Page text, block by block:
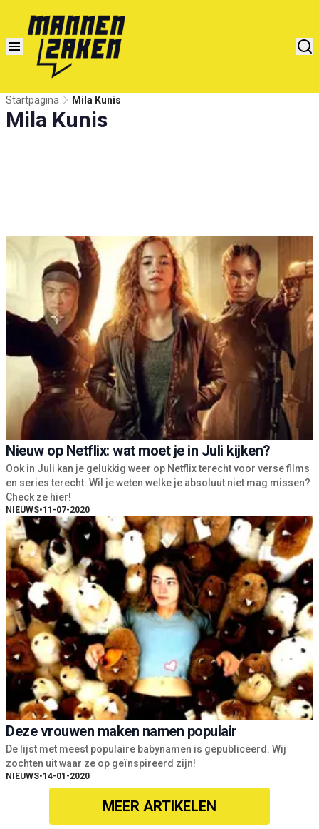
Startpagina Mila Kunis
Mila Kunis
Nieuw op Netflix: wat moet je in Juli kijken?
Ook in Juli kan je gelukkig weer op Netflix terecht voor verse films
en series terecht. Wil je weten welke je absoluut niet mag missen?
Check ze hier!
NIEUWS•11-07-2020
Deze vrouwen maken namen populair
De lijst met meest populaire babynamen is gepubliceerd. Wij
zochten uit waar ze op geïnspireerd zijn!
NIEUWS•14-01-2020
MEER ARTIKELEN